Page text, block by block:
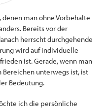
man ohne Vorbehalte
Bereits vor der
herrscht durchgehende
wird auf individuelle
ist. Gerade, wenn man
unterwegs ist, ist
Bedeutung.
ich die persönliche